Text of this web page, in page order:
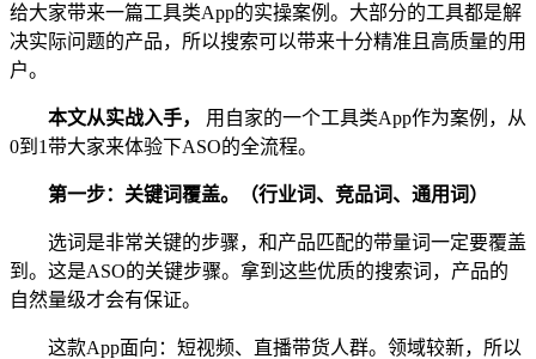
给大家带来一篇工具类App的实操案例。大部分的工具都是解
决实际问题的产品，所以搜索可以带来十分精准且高质量的用
户。
本文从实战入手， 用自家的一个工具类App作为案例，从
0到1带大家来体验下ASO的全流程。
第一步：关键词覆盖。（行业词、竞品词、通用词）
选词是非常关键的步骤，和产品匹配的带量词一定要覆盖
到。这是ASO的关键步骤。拿到这些优质的搜索词，产品的
自然量级才会有保证。
这款App面向：短视频、直播带货人群。领域较新，所以